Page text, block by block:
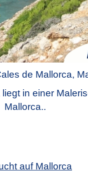
de Mallorca,
in einer
Mallorca..
auf Mallorca